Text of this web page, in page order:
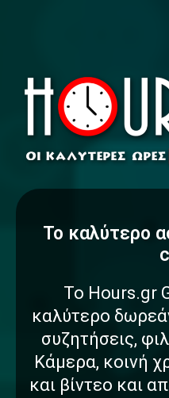
To καλύτερο α
Το Hours.gr
καλύτερο
συζητήσεις,
Κάμερα, κοινή
και βίντεο και